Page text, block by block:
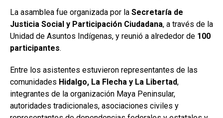
La asamblea fue organizada por la Secretaría de
Justicia Social y Participación Ciudadana, a través de la
Unidad de Asuntos Indígenas, y reunió a alrededor de 100
participantes.
Entre los asistentes estuvieron representantes de las
comunidades Hidalgo, La Flecha y La Libertad,
integrantes de la organización Maya Peninsular,
autoridades tradicionales, asociaciones civiles y